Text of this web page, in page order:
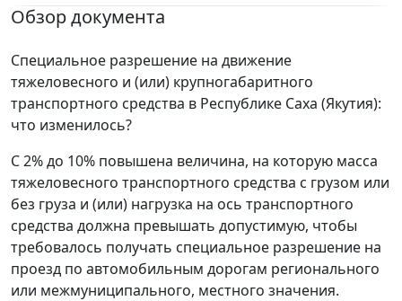
Обзор документа
Специальное разрешение на движение
тяжеловесного и (или) крупногабаритного
транспортного средства в Республике Саха (Якутия):
что изменилось?
С 2% до 10% повышена величина, на которую масса
тяжеловесного транспортного средства с грузом или
без груза и (или) нагрузка на ось транспортного
средства должна превышать допустимую, чтобы
требовалось получать специальное разрешение на
проезд по автомобильным дорогам регионального
или межмуниципального, местного значения.